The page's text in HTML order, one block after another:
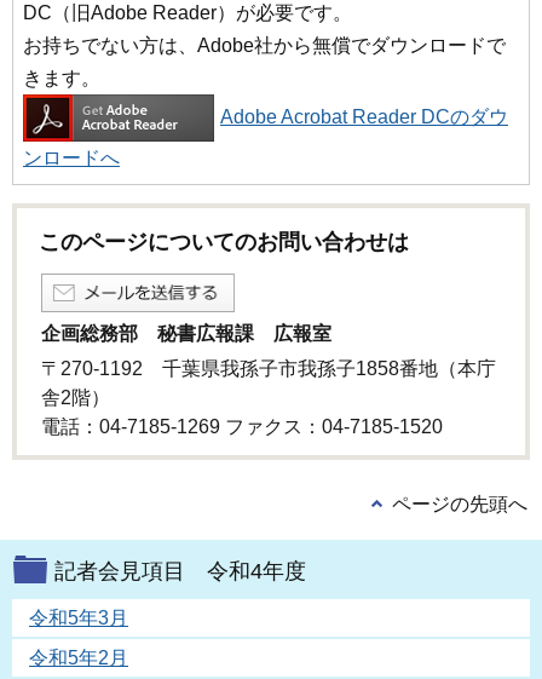
DC（旧Adobe Reader）が必要です。
お持ちでない方は、Adobe社から無償でダウンロードで
きます。
Adobe Acrobat Reader DCのダウ
ンロードへ
このページについてのお問い合わせは
企画総務部 秘書広報課 広報室
〒270-1192 千葉県我孫子市我孫子1858番地（本庁
舎2階）
電話：04-7185-1269 ファクス：04-7185-1520
ページの先頭へ
記者会見項目 令和4年度
令和5年3月
令和5年2月